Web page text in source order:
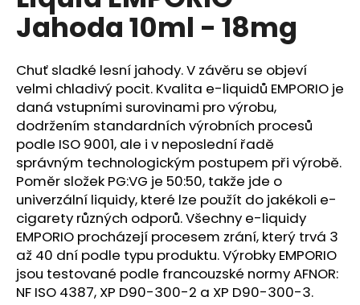
0,0
z
hvězdiček.
Jahoda 10ml - 18mg
Chuť sladké lesní jahody. V závěru se objeví
velmi chladivý pocit. Kvalita e-liquidů EMPORIO je
daná vstupními surovinami pro výrobu,
dodržením standardních výrobních procesů
podle ISO 9001, ale i v neposlední řadě
správným technologickým postupem při výrobě.
Poměr složek PG:VG je 50:50, takže jde o
univerzální liquidy, které lze použít do jakékoli e-
cigarety různých odporů. Všechny e-liquidy
EMPORIO procházejí procesem zrání, který trvá 3
až 40 dní podle typu produktu. Výrobky EMPORIO
jsou testované podle francouzské normy AFNOR:
NF ISO 4387, XP D90-300-2 a XP D90-300-3.
a
j
í
t
?
HLEDAT
D
o
p